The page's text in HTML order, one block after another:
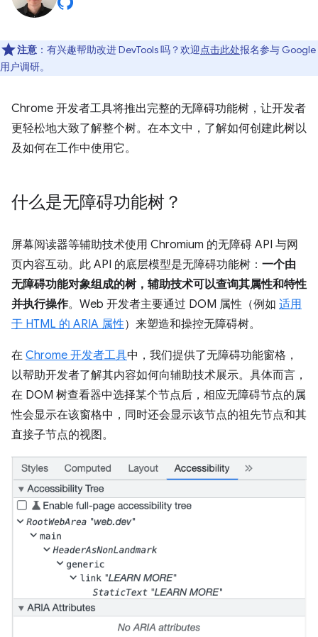
注意 ：有兴趣帮助改进 DevTools 吗？欢迎点击此处报名参与 Google
用户调研。
Chrome 开发者工具将推出完整的无障碍功能树，让开发者
更轻松地大致了解整个树。在本文中，了解如何创建此树以
及如何在工作中使用它。
什么是无障碍功能树？
屏幕阅读器等辅助技术使用 Chromium 的无障碍 API 与网
页内容互动。此 API 的底层模型是无障碍功能树： 一个由
无障碍功能对象组成的树，辅助技术可以查询其属性和特性
并执行操作。Web 开发者主要通过 DOM 属性（例如 适用
于 HTML 的 ARIA 属性）来塑造和操控无障碍树。
在 Chrome 开发者工具中，我们提供了无障碍功能窗格，
以帮助开发者了解其内容如何向辅助技术展示。具体而言，
在 DOM 树查看器中选择某个节点后，相应无障碍节点的属
性会显示在该窗格中，同时还会显示该节点的祖先节点和其
直接子节点的视图。